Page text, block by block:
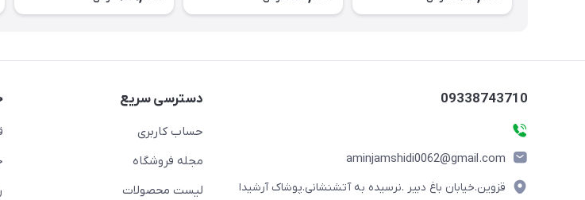
09338743710
aminjamshidi0062@gmail.com
قزوین.خیابان باغ دبیر .نرسیده به آتشنشانی.پوشاک آرشیدا
دسترسی سریع
حساب کاربری
مجله فروشگاه
لیست محصولات